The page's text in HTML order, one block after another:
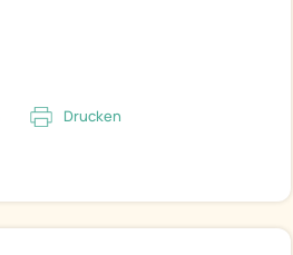
Drucken